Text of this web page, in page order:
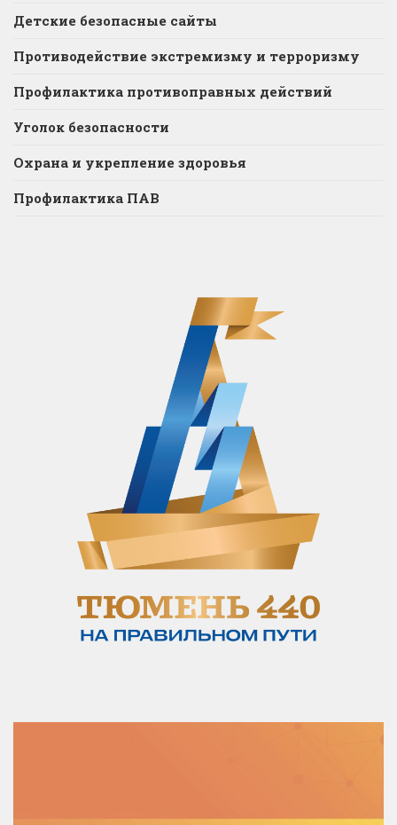
Детские безопасные сайты
Противодействие экстремизму и терроризму
Профилактика противоправных действий
Уголок безопасности
Охрана и укрепление здоровья
Профилактика ПАВ